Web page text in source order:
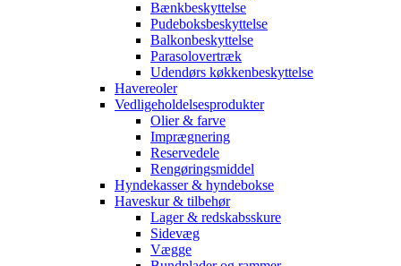
Bænkbeskyttelse
Pudeboksbeskyttelse
Balkonbeskyttelse
Parasolovertræk
Udendørs køkkenbeskyttelse
Havereoler
Vedligeholdelsesprodukter
Olier & farve
Imprægnering
Reservedele
Rengøringsmiddel
Hyndekasser & hyndebokse
Haveskur & tilbehør
Lager & redskabsskure
Sidevæg
Vægge